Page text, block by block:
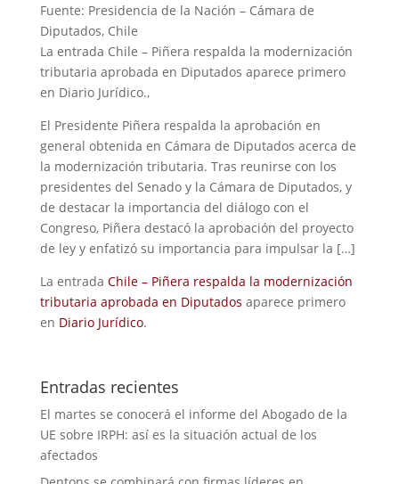
Fuente: Presidencia de la Nación – Cámara de
Diputados, Chile
La entrada Chile – Piñera respalda la modernización
tributaria aprobada en Diputados aparece primero
en Diario Jurídico.,
El Presidente Piñera respalda la aprobación en
general obtenida en Cámara de Diputados acerca de
la modernización tributaria. Tras reunirse con los
presidentes del Senado y la Cámara de Diputados, y
de destacar la importancia del diálogo con el
Congreso, Piñera destacó la aprobación del proyecto
de ley y enfatizó su importancia para impulsar la […]
La entrada Chile – Piñera respalda la modernización
tributaria aprobada en Diputados aparece primero
en Diario Jurídico.
Entradas recientes
El martes se conocerá el informe del Abogado de la
UE sobre IRPH: así es la situación actual de los
afectados